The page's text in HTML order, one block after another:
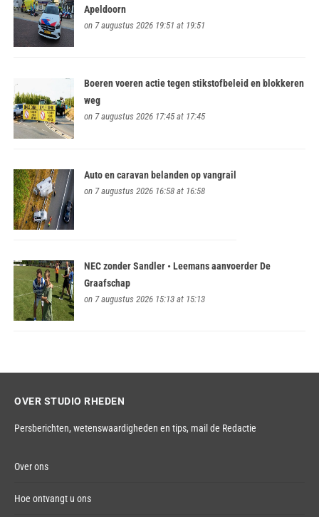
Apeldoorn
on 7 augustus 2026 19:51 at 19:51
Boeren voeren actie tegen stikstofbeleid en blokkeren
weg
on 7 augustus 2026 17:45 at 17:45
Auto en caravan belanden op vangrail
on 7 augustus 2026 16:58 at 16:58
NEC zonder Sandler • Leemans aanvoerder De
Graafschap
on 7 augustus 2026 15:13 at 15:13
OVER STUDIO RHEDEN
Persberichten, wetenswaardigheden en tips, mail de Redactie
Over ons
Hoe ontvangt u ons